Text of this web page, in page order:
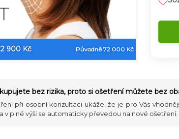
900 Kč Původně 72 000 Kč
bez rizika, proto si ošetření můžete bez
při osobní konzultaci ukáže, že je pro Vás
v plné výši se automaticky převedou na nové ošetření.